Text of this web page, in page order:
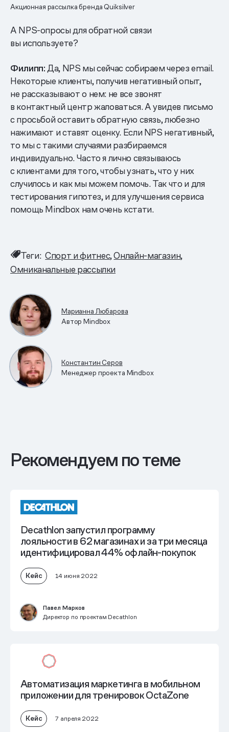
Акционная рассылка бренда Quiksilver
А NPS-опросы для обратной связи
вы используете?
Филипп:Да, NPS мы сейчас собираем через email.
Некоторые клиенты, получив негативный опыт,
не рассказывают о нем: не все звонят
в контактный центр жаловаться. А увидев письмо
с просьбой оставить обратную связь, любезно
нажимают и ставят оценку. Если NPS негативный,
то мы с такими случаями разбираемся
индивидуально. Часто я лично связываюсь
с клиентами для того, чтобы узнать, что у них
случилось и как мы можем помочь. Так что и для
тестирования гипотез, и для улучшения сервиса
помощь Mindbox нам очень кстати.
Теги: Спорт и фитнес Онлайн-магазин
Омниканальные рассылки
Марианна Любарова
Автор Mindbox
Константин Серов
Менеджер проекта Mindbox
Рекомендуем по теме
Decathlon запустил программу
лояльности в 62 магазинах и за три месяца
идентифицировал 44% офлайн-покупок
Кейс 14 июня 2022
Павел Марков
Директор по проектам Decathlon
Автоматизация маркетинга в мобильном
приложении для тренировок OctaZone
Кейс 7 апреля 2022